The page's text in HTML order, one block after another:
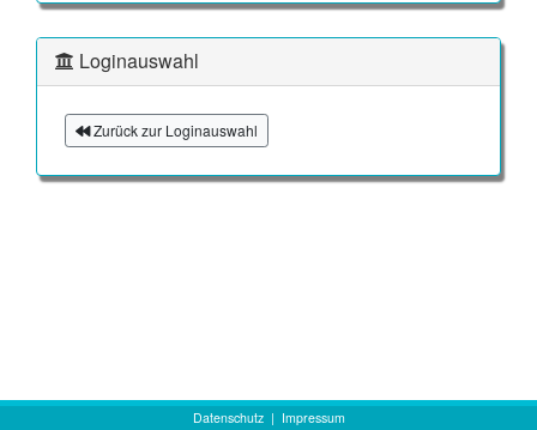
Loginauswahl
Zurück zur Loginauswahl
Datenschutz| Impressum